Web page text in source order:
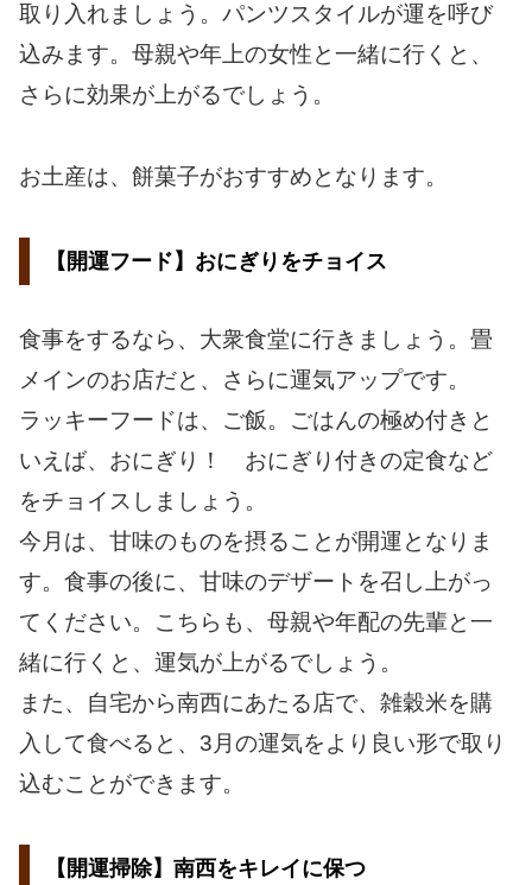
取り入れましょう。パンツスタイルが運を呼び
込みます。母親や年上の女性と一緒に行くと、
さらに効果が上がるでしょう。
お土産は、餅菓子がおすすめとなります。
【開運フード】おにぎりをチョイス
食事をするなら、大衆食堂に行きましょう。畳
メインのお店だと、さらに運気アップです。
ラッキーフードは、ご飯。ごはんの極め付きと
いえば、おにぎり！ おにぎり付きの定食など
をチョイスしましょう。
今月は、甘味のものを摂ることが開運となりま
す。食事の後に、甘味のデザートを召し上がっ
てください。こちらも、母親や年配の先輩と一
緒に行くと、運気が上がるでしょう。
また、自宅から南西にあたる店で、雑穀米を購
入して食べると、3月の運気をより良い形で取り
込むことができます。
【開運掃除】南西をキレイに保つ